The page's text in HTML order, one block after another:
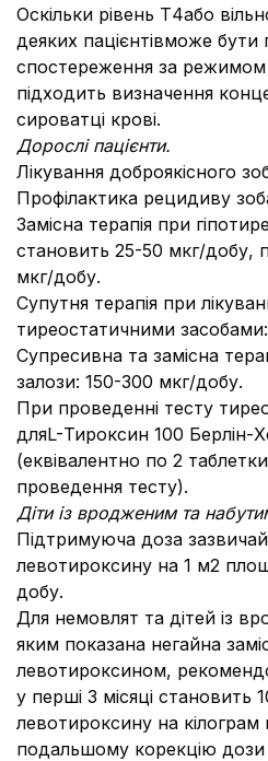
Оскільки рівень Т4або
деяких пацієнтівможе
спостереження за режимом
підходить визначення
сироватці крові.
Дорослі пацієнти.
Лікування доброякісного
Профілактика рецидиву
Замісна терапія при
становить 25-50 мкг/добу,
мкг/добу.
Супутня терапія при
тиреостатичними
Супресивна та замісна
залози: 150-300 мкг/добу.
При проведенні тесту
дляL-Тироксин 100 Берлін-
(еквівалентно по 2
проведення тесту).
Діти із вродженим та
Підтримуюча доза
левотироксину на 1 м2
добу.
Для немовлят та дітей із
яким показана негайна
левотироксином,
у перші 3 місяці становить
левотироксину на кілограм
подальшому корекцію